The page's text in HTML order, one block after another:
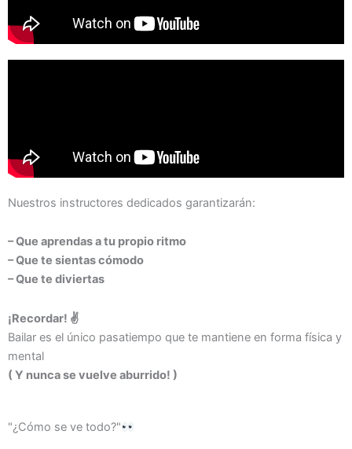
Nuestros instructores dedicados garantizarán:
– Que aprendas a tu propio ritmo
– Que te sientas cómodo
– Que te diviertas
¡Recordar! ✌️
Bailar es el único pasatiempo que te mantiene en forma física y
mental
( Y nunca se vuelve aburrido! )
"¿Cómo se ve todo?"